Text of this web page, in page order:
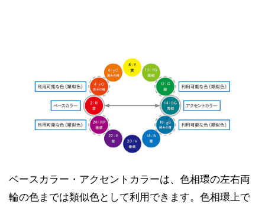
ベースカラー・アクセントカラーは、色相環の左右両
輪の色までは類似色として利用できます。色相環上で